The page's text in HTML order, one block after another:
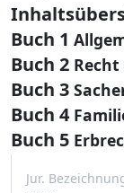
Buch 1
Buch 2
Buch 3
Buch 4
Buch 5
Jur.